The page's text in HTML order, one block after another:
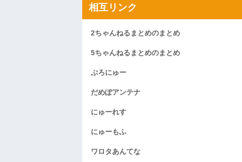
相互リンク
2ちゃんねるまとめのまとめ
5ちゃんねるまとめのまとめ
ぶろにゅー
だめぽアンテナ
にゅーれす
にゅーもふ
ワロタあんてな